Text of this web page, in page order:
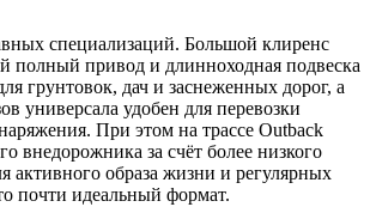
специализаций. Большой клиренс
полный привод и длинноходная подвеска
грунтовок, дач и заснеженных дорог, а
универсала удобен для перевозки
При этом на трассе Outback
внедорожника за счёт более низкого
активного образа жизни и регулярных
почти идеальный формат.